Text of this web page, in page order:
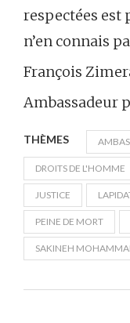
respectées est
n’en connais
François
Ambassadeur
THÈMES
DROITS DE L'HOMME
JUSTICE
PEINE DE MORT
SAKINEH